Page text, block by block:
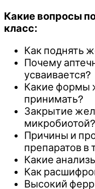
Какие вопросы
класс:
Как поднять
Почему
усваивается?
Какие формы
принимать?
Закрытие
микробиотой?
Причины и
препаратов в
Какие
Как
Высокий